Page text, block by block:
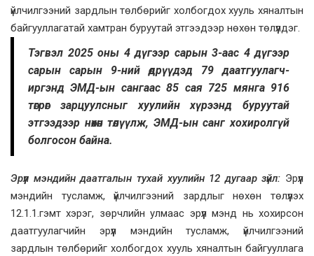
үйлчилгээний зардлын төлбөрийг холбогдох хууль хяналтын
байгууллагатай хамтран буруутай этгээдээр нөхөн төлүүлдэг.
Тэгвэл 2025 оны 4 дүгээр сарын 3-аас 4 дүгээр
сарын сарын 9-ний өдрүүдэд 79 даатгуулагч-
иргэнд ЭМД-ын сангаас 85 сая 725 мянга 916
төгрөг зарцуулсныг хуулийн хүрээнд буруутай
этгээдээр нөхөн төлүүлж, ЭМД-ын санг хохиролгүй
болгосон байна.
Эрүүл мэндийн даатгалын тухай хуулийн 12 дугаар зүйл: Эрүүл
мэндийн тусламж, үйлчилгээний зардлыг нөхөн төлүүлэх
12.1.1.гэмт хэрэг, зөрчлийн улмаас эрүүл мэнд нь хохирсон
даатгуулагчийн эрүүл мэндийн тусламж, үйлчилгээний
зардлын төлбөрийг холбогдох хууль хяналтын байгууллага